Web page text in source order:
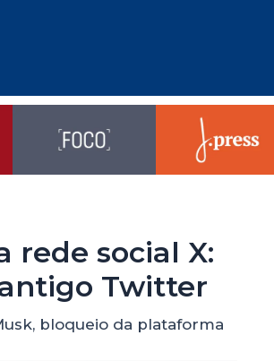
rede social X:
Twitter
bloqueio da plataforma